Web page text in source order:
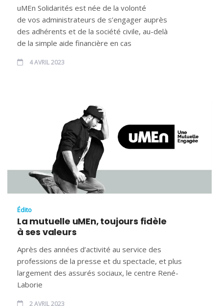
uMEn Solidarités est née de la volonté
de vos administrateurs de s’engager auprès
des adhérents et de la société civile, au-delà
de la simple aide financière en cas
4 AVRIL 2023
Édito
La mutuelle uMEn, toujours fidèle
à ses valeurs
Après des années d’activité au service des
professions de la presse et du spectacle, et plus
largement des assurés sociaux, le centre René-
Laborie
2 AVRIL 2023